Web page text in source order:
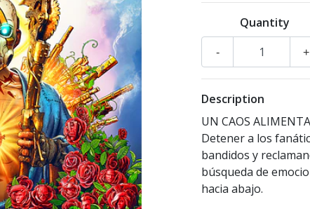
Quantity
+
-
Description
UN CAOS
Detener a los
bandidos y
búsqueda de
hacia abajo.